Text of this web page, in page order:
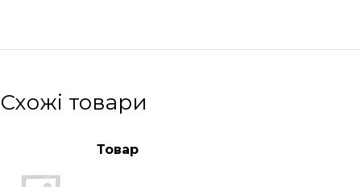
Схожі товари
Товар